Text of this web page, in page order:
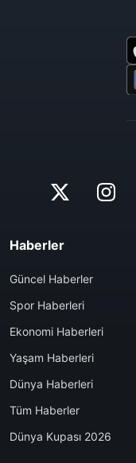
Haberler
Güncel Haberler
Spor Haberleri
Ekonomi Haberleri
Yaşam Haberleri
Dünya Haberleri
Tüm Haberler
Dünya Kupası 2026